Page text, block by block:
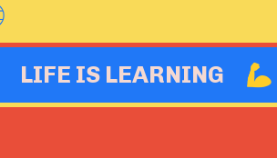
LIFE IS LEARNING